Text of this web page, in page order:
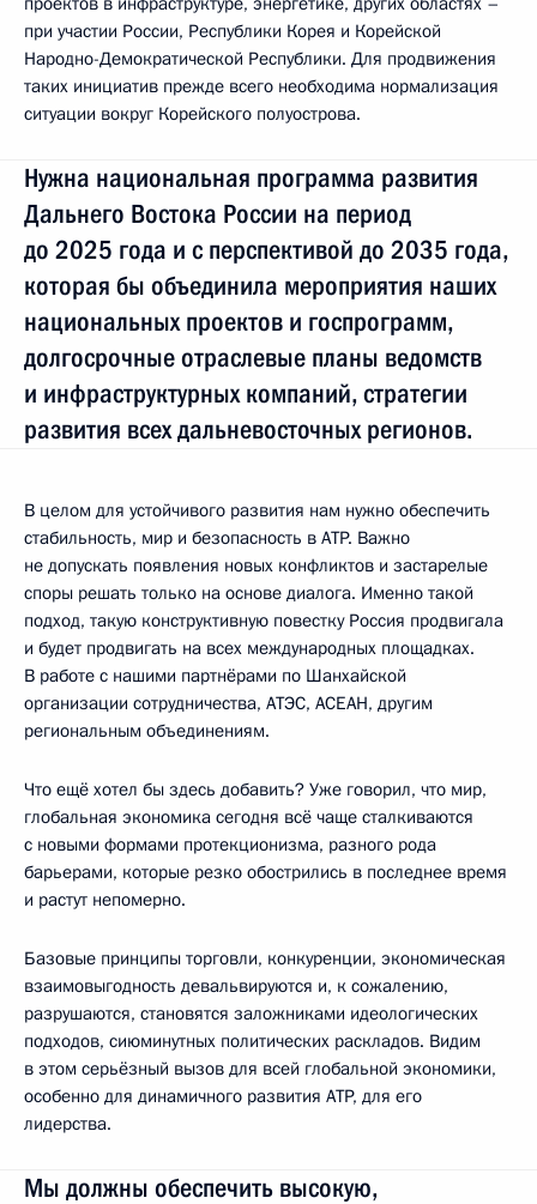
при участии России, Республики Корея и Корейской
Народно-Демократической Республики. Для продвижения
таких инициатив прежде всего необходима нормализация
ситуации вокруг Корейского полуострова.
Нужна национальная программа развития
Дальнего Востока России на период
до 2025 года и с перспективой до 2035 года,
которая бы объединила мероприятия наших
национальных проектов и госпрограмм,
долгосрочные отраслевые планы ведомств
и инфраструктурных компаний, стратегии
развития всех дальневосточных регионов.
В целом для устойчивого развития нам нужно обеспечить
стабильность, мир и безопасность в АТР. Важно
не допускать появления новых конфликтов и застарелые
споры решать только на основе диалога. Именно такой
подход, такую конструктивную повестку Россия продвигала
и будет продвигать на всех международных площадках.
В работе с нашими партнёрами по Шанхайской
организации сотрудничества, АТЭС, АСЕАН, другим
региональным объединениям.
Что ещё хотел бы здесь добавить? Уже говорил, что мир,
глобальная экономика сегодня всё чаще сталкиваются
с новыми формами протекционизма, разного рода
барьерами, которые резко обострились в последнее время
и растут непомерно.
Базовые принципы торговли, конкуренции, экономическая
взаимовыгодность девальвируются и, к сожалению,
разрушаются, становятся заложниками идеологических
подходов, сиюминутных политических раскладов. Видим
в этом серьёзный вызов для всей глобальной экономики,
особенно для динамичного развития АТР, для его
лидерства.
Мы должны обеспечить высокую,